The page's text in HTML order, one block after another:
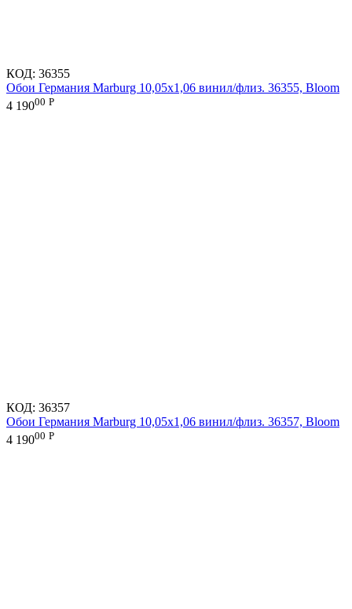
КОД: 36355
Обои Германия Marburg 10,05x1,06 винил/флиз. 36355, Bloom
4 19000 Р
КОД: 36357
Обои Германия Marburg 10,05x1,06 винил/флиз. 36357, Bloom
4 19000 Р